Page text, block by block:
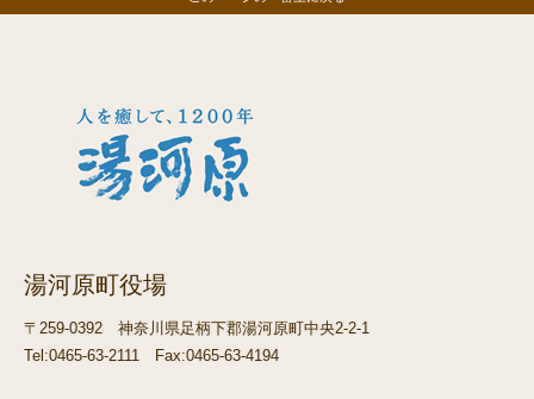
湯河原町役場
〒259-0392
神奈川県足柄下郡湯河原町中央2-2-1
Tel:0465-63-2111
Fax:0465-63-4194